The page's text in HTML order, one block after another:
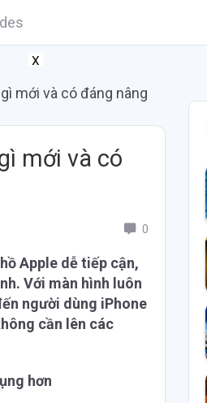
X
mới và có đáng nâng
mới và có
0
Apple dễ tiếp cận,
Với màn hình luôn
người dùng iPhone
cần lên các
hơn